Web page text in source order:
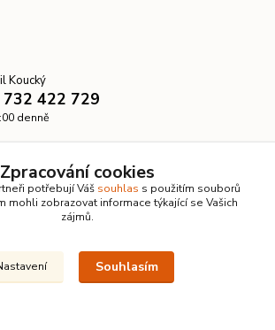
Koucký
422 729
denně
· Všechna práva vyhrazena ·
Zpracování cookies
potřebují Váš souhlas s použitím souborů
mohli zobrazovat informace týkající se Vašich
zájmů.
Souhlasím